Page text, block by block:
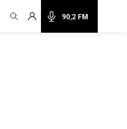
90,2 FM